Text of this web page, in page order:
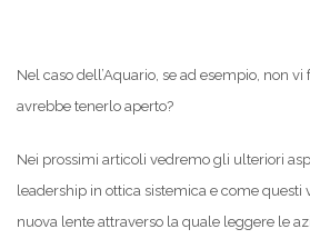
Nel caso dell’Aquario, se ad esempio, non
avrebbe tenerlo aperto?
Nei prossimi articoli vedremo gli ulteriori
leadership in ottica sistemica e come questi
nuova lente attraverso la quale leggere le